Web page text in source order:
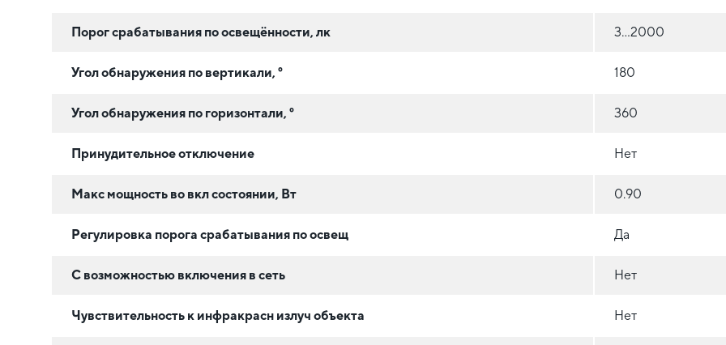
Порог срабатывания по освещённости, лк 3...2000
Угол обнаружения по вертикали, ° 180
Угол обнаружения по горизонтали, ° 360
Принудительное отключение Нет
Макс мощность во вкл состоянии, Вт 0.90
Регулировка порога срабатывания по освещ Да
C возможностью включения в сеть Нет
Чувствительность к инфракрасн излуч объекта Нет